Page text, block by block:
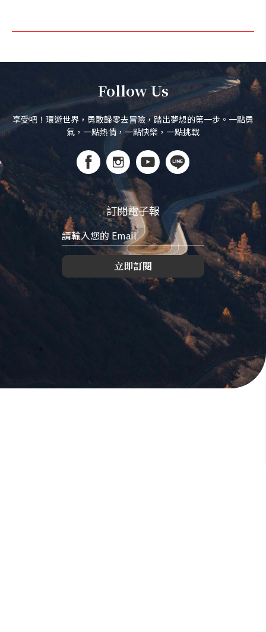
Follow Us
享受吧！環遊世界，勇敢歸零去冒險，踏出夢想的第一步。一點勇
氣，一點熱情，一點快樂，一點挑戰
訂閱電子報
立即訂閱